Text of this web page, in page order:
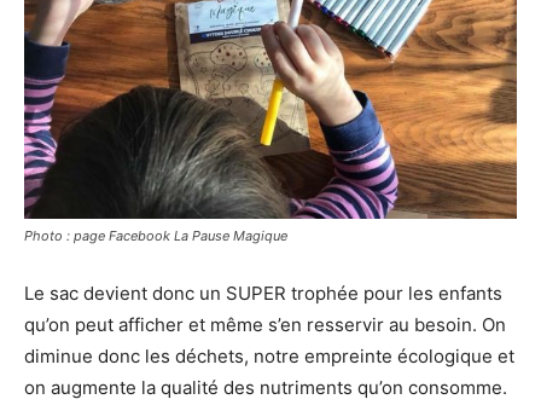
Photo : page Facebook La Pause Magique
Le sac devient donc un SUPER trophée pour les enfants
qu’on peut afficher et même s’en resservir au besoin. On
diminue donc les déchets, notre empreinte écologique et
on augmente la qualité des nutriments qu’on consomme.